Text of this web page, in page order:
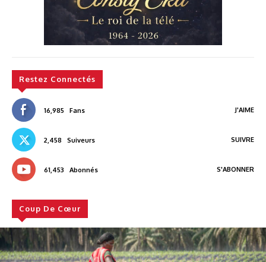
Restez Connectés
16,985 Fans J'AIME
2,458 Suiveurs SUIVRE
61,453 Abonnés S'ABONNER
Coup De Cœur